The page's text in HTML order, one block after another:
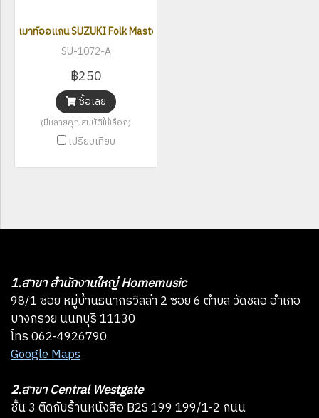
เมาท์ออแกน SUZUKI Folk Master Harmonica
SU-1072-A
฿250
ซื้อเลย
(มีหลายคุณสมบัติให้เลือก)
เปรียบเทียบ
1.สาขา สำนักงานใหญ่ Homemusic
98/1 ซอย หมู่บ้านธนากรวิลล่า 2 ซอย 6 ตำบล วัดชลอ อำเภอ
บางกรวย นนทบุรี 11130
โทร 062-4926790
Google Maps
2.สาขา Central Westgate
ชั้น 3 ติดกับร้านหนังสือ B2S 199 199/1-2 ถนน